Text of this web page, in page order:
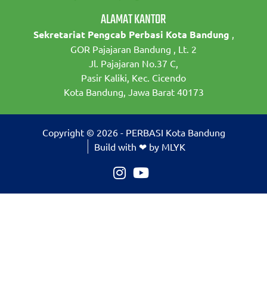
ALAMAT KANTOR
Sekretariat Pengcab Perbasi Kota Bandung ,
GOR Pajajaran Bandung , Lt. 2
Jl. Pajajaran No.37 C,
Pasir Kaliki, Kec. Cicendo
Kota Bandung, Jawa Barat 40173
Copyright © 2026 - PERBASI Kota Bandung
Build with ❤ by MLYK